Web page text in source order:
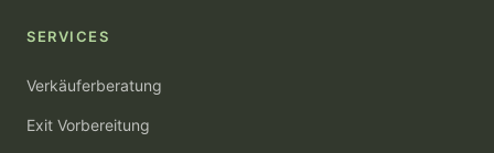
SERVICES
Verkäuferberatung
Exit Vorbereitung